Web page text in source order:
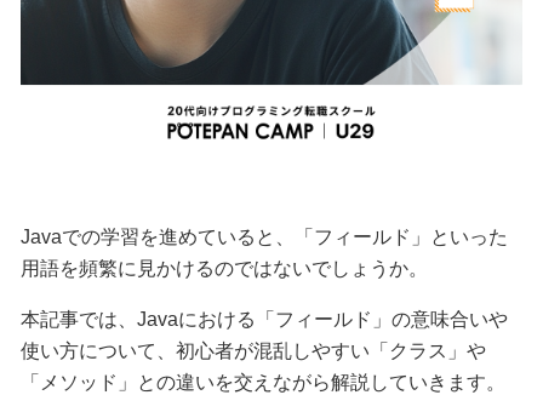
Javaでの学習を進めていると、「フィールド」といった
用語を頻繁に見かけるのではないでしょうか。
本記事では、Javaにおける「フィールド」の意味合いや
使い方について、初心者が混乱しやすい「クラス」や
「メソッド」との違いを交えながら解説していきます。